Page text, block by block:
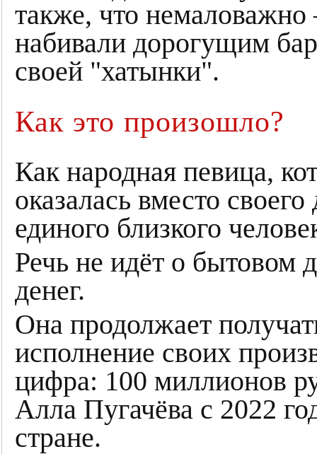
также, что
набивали дорогущим
своей "хатынки".
Как это произошло?
Как народная певица,
оказалась вместо
единого близкого
Речь не идёт о бытовом
денег.
Она продолжает
исполнение своих
цифра: 100 миллионов
Алла Пугачёва с 2022
стране.